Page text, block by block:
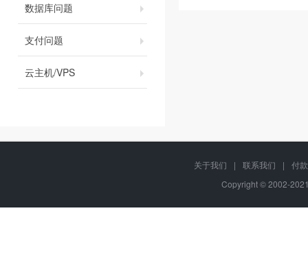
数据库问题
支付问题
云主机/VPS
关于我们 | 联系我们 |
付
Copyright © 2002-